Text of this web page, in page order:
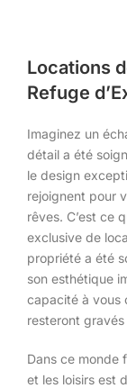
Locations
Refuge
Imaginez un
détail a été
le design
rejoignent pour
rêves. C’est ce
exclusive de
propriété a été
son esthétique
capacité à vous
resteront
Dans ce monde
et les loisirs est